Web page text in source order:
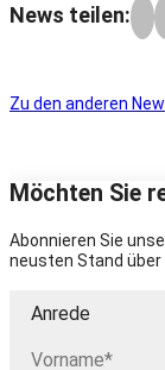
News teilen:
Zu den anderen
Möchten Sie
Abonnieren Sie
neusten Stand